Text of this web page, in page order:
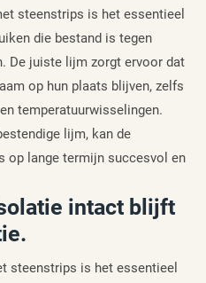
steenstrips is het essentieel
die bestand is tegen
De juiste lijm zorgt ervoor dat
op hun plaats blijven, zelfs
temperatuurwisselingen.
lijm, kan de
op lange termijn succesvol en
intact blijft
steenstrips is het essentieel